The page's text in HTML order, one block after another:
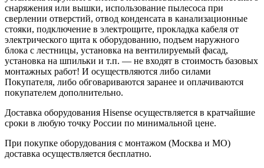
снаряжения или вышки, использование пылесоса при
сверлении отверстий, отвод конденсата в канализационные
стояки, подключение в электрощите, прокладка кабеля от
электрического щита к оборудованию, подъем наружного
блока с лестницы, установка на вентилируемый фасад,
установка на шпильки и т.п. — не входят в стоимость базовых
монтажных работ! И осуществляются либо силами
Покупателя, либо обговариваются заранее и оплачиваются
покупателем дополнительно.
Доставка оборудования Hisense осуществляется в кратчайшие
сроки в любую точку России по минимальной цене.
При покупке оборудования с монтажом (Москва и МО)
доставка осуществляется бесплатно.